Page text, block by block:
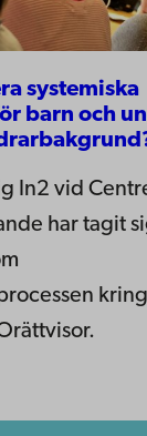
systemiska
barn och
In2 vid
har tagit
kring